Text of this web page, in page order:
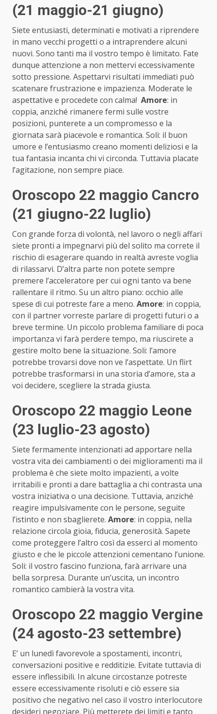
(21 maggio-21 giugno)
Siete entusiasti, determinati e motivati a riprendere
in mano vecchi progetti o a intraprendere alcuni
nuovi. Sono tanti ma il vostro tempo è limitato. Fate
dunque attenzione a non mettervi eccessivamente
sotto pressione. Aspettarvi risultati immediati può
scatenare frustrazione e impazienza. Moderate le
aspettative e procedete con calma! Amore: in
coppia, anziché rimanere fermi sulle vostre
posizioni, punterete a un compromesso e la
giornata sarà piacevole e romantica. Soli: il buon
umore e l’entusiasmo creano momenti deliziosi e la
tua fantasia incanta chi vi circonda. Tuttavia placate
l’agitazione, non sempre piace.
Oroscopo 22 maggio Cancro
(21 giugno-22 luglio)
Con grande forza di volontà, nel lavoro o negli affari
siete pronti a impegnarvi più del solito ma correte il
rischio di esagerare quando in realtà avreste voglia
di rilassarvi. D’altra parte non potete sempre
premere l’acceleratore per cui ogni tanto va bene
rallentare il ritmo. Su un altro piano: occhio alle
spese di cui potreste fare a meno. Amore: in coppia,
con il partner vorreste parlare di progetti futuri o a
breve termine. Un piccolo problema familiare di poca
importanza vi farà perdere tempo, ma riuscirete a
gestire molto bene la situazione. Soli: l’amore
potrebbe trovarsi dove non ve l’aspettate. Un flirt
potrebbe trasformarsi in una storia d’amore, sta a
voi decidere, scegliere la strada giusta.
Oroscopo 22 maggio Leone
(23 luglio-23 agosto)
Siete fermamente intenzionati ad apportare nella
vostra vita dei cambiamenti o dei miglioramenti ma il
problema è che siete molto impazienti, a volte
irritabili e pronti a dare battaglia a chi contrasta una
vostra iniziativa o una decisione. Tuttavia, anziché
reagire impulsivamente con le persone, seguite
l’istinto e non sbaglierete. Amore: in coppia, nella
relazione circola gioia, fiducia, generosità. Sapete
come proteggere l’altro così da esserci al momento
giusto e che le piccole attenzioni cementano l’unione.
Soli: il vostro fascino funziona, farà arrivare una
bella sorpresa. Durante un’uscita, un incontro
romantico cambierà la vostra vita.
Oroscopo 22 maggio Vergine
(24 agosto-23 settembre)
E’ un lunedì favorevole a spostamenti, incontri,
conversazioni positive e redditizie. Evitate tuttavia di
essere inflessibili. In alcune circostanze potreste
essere eccessivamente risoluti e ciò essere sia
positivo che negativo nel caso il vostro interlocutore
desideri negoziare. Più metterete dei limiti e tanto